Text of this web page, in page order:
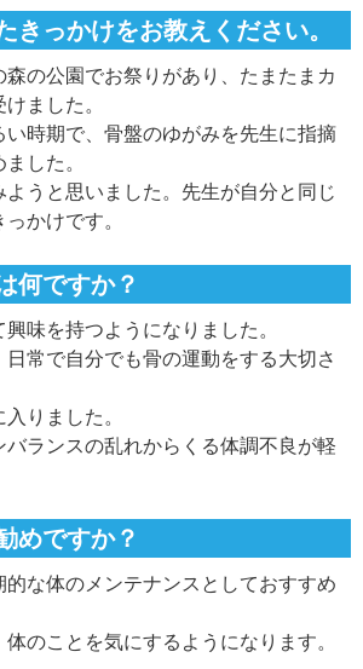
きっかけをお教えください。
の公園でお祭りがあり、たまたまカ
ました。
い時期で、骨盤のゆがみを先生に指摘
した。
うと思いました。先生が自分と同じ
かけです。
何ですか？
味を持つようになりました。
常で自分でも骨の運動をする大切さ
りました。
ランスの乱れからくる体調不良が軽
めですか？
な体のメンテナンスとしておすすめ
のことを気にするようになります。